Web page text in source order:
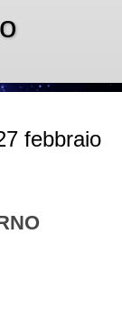
febbraio